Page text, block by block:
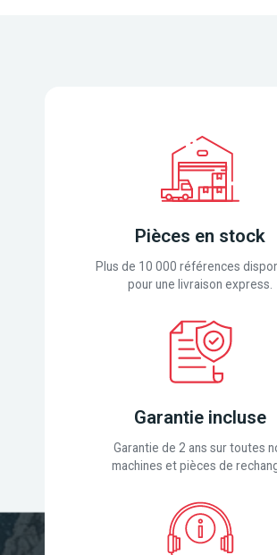
Pièces en stock
Plus de 10 000 références
pour une livraison express.
Garantie incluse
Garantie de 2 ans sur toutes
machines et pièces de